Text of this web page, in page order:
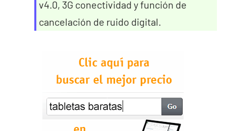
v4.0, 3G conectividad y función de
cancelación de ruido digital.